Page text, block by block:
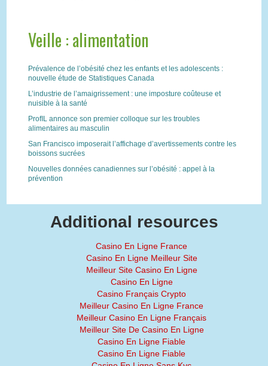
Veille : alimentation
Prévalence de l’obésité chez les enfants et les adolescents :
nouvelle étude de Statistiques Canada
L’industrie de l’amaigrissement : une imposture coûteuse et
nuisible à la santé
ProfIL annonce son premier colloque sur les troubles
alimentaires au masculin
San Francisco imposerait l’affichage d’avertissements contre les
boissons sucrées
Nouvelles données canadiennes sur l’obésité : appel à la
prévention
Additional resources
Casino En Ligne France
Casino En Ligne Meilleur Site
Meilleur Site Casino En Ligne
Casino En Ligne
Casino Français Crypto
Meilleur Casino En Ligne France
Meilleur Casino En Ligne Français
Meilleur Site De Casino En Ligne
Casino En Ligne Fiable
Casino En Ligne Fiable